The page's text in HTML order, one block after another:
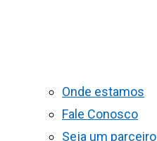
Onde estamos
Fale Conosco
Seja um parceiro